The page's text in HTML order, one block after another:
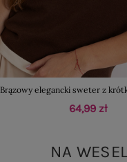
Brązowy elegancki sweter z
64,99 zł
NA